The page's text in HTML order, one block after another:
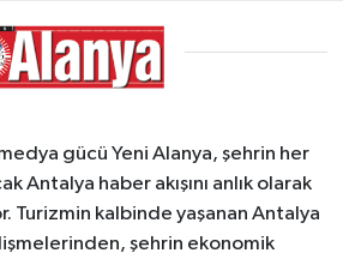
gücü Yeni Alanya, şehrin her
Antalya haber akışını anlık olarak
Turizmin kalbinde yaşanan Antalya
şehrin ekonomik